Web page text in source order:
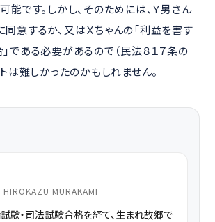
能です。しかし、そのためには、Ｙ男さん
意するか、又はＸちゃんの「利益を害す
である必要があるので（民法８１７条の
トは難しかったのかもしれません。
HIROKAZU MURAKAMI
験・司法試験合格を経て、生まれ故郷で